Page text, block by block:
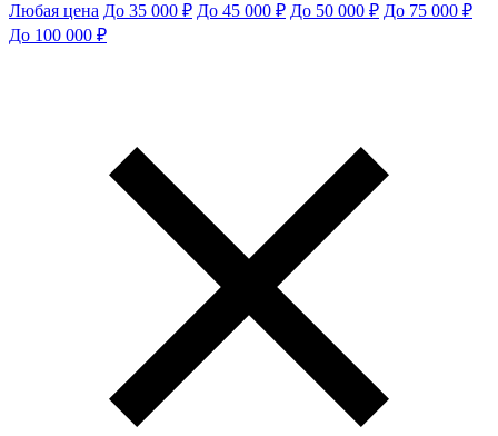
Любая цена До 35 000 ₽ До 45 000 ₽ До 50 000 ₽ До 75 000 ₽
До 100 000 ₽